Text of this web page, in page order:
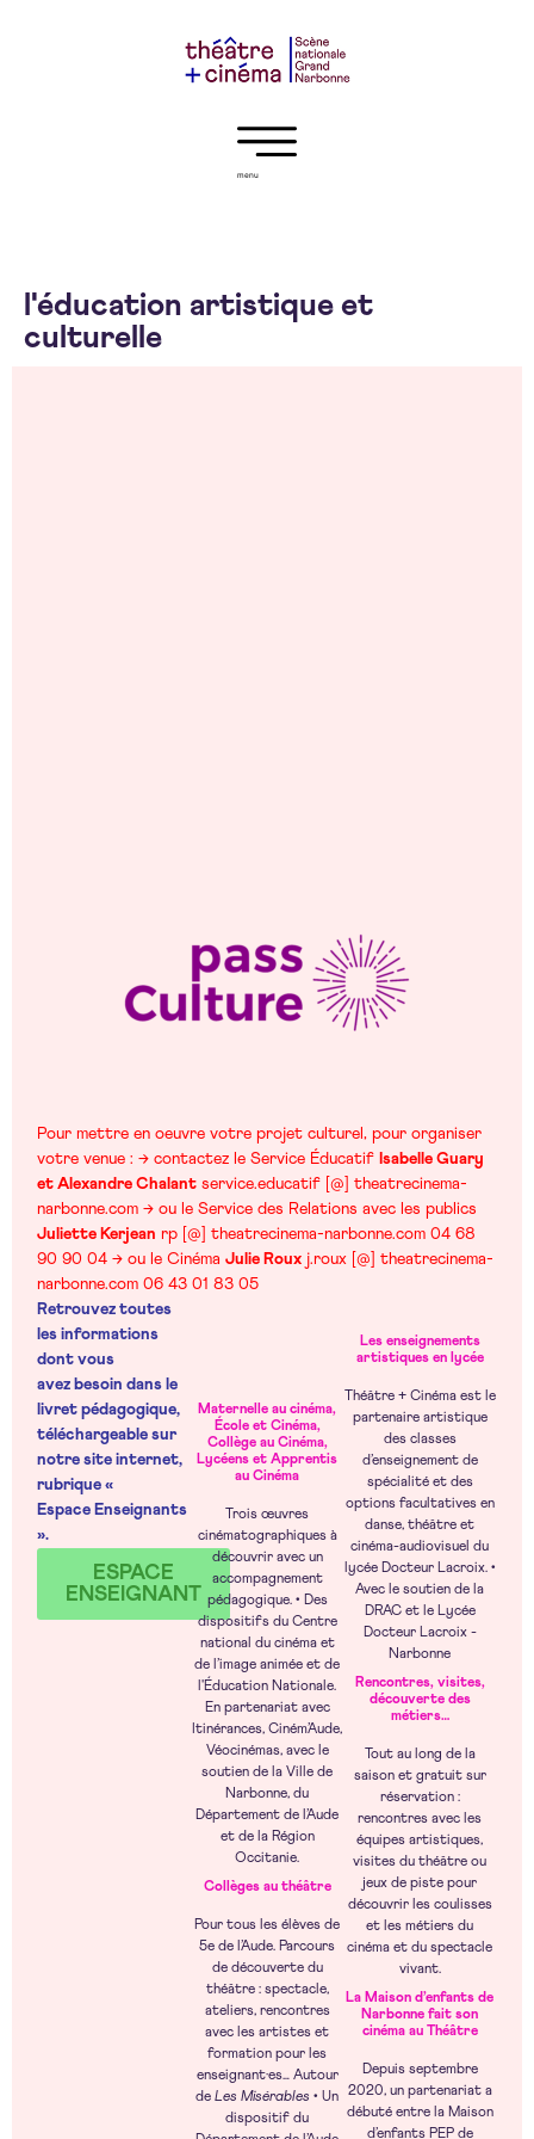
menu
l'éducation artistique et
culturelle
Pour mettre en oeuvre votre projet culturel, pour organiser
votre venue : → contactez le Service Éducatif Isabelle Guary
et Alexandre Chalant service.educatif [@] theatrecinema-
narbonne.com → ou le Service des Relations avec les publics
Juliette Kerjean rp [@] theatrecinema-narbonne.com 04 68
90 90 04 → ou le CinémaJulie Roux j.roux [@] theatrecinema-
narbonne.com 06 43 01 83 05
Retrouvez toutes
les informations
dont vous
avez besoin dans le
livret pédagogique,
téléchargeablesur
notre site internet,
rubrique «
Espace Enseignants
».
ESPACE
ENSEIGNANT
Maternelle au cinéma,
École et Cinéma,
Collège au Cinéma,
Lycéens et Apprentis
au Cinéma
Trois œuvres
cinématographiques à
découvrir avec un
accompagnement
pédagogique. • Des
dispositifs du Centre
national du cinéma et
de l’image animée et de
l'Éducation Nationale.
En partenariat avec
Itinérances, Ciném’Aude,
Véocinémas, avec le
soutien de la Ville de
Narbonne, du
Département de l’Aude
et de la Région
Occitanie.
Collèges au théâtre
Pour tous les élèves de
5e de l’Aude. Parcours
de découverte du
théâtre : spectacle,
ateliers, rencontres
avec les artistes et
formation pour les
enseignant·es… Autour
de Les Misérables • Un
dispositif du
Les enseignements
artistiques en lycée
Théâtre + Cinéma est le
partenaire artistique
des classes
d’enseignement de
spécialité et des
options facultatives en
danse, théâtre et
cinéma-audiovisuel du
lycée Docteur Lacroix. •
Avec le soutien de la
DRAC et le Lycée
Docteur Lacroix -
Narbonne
Rencontres, visites,
découverte des
métiers…
Tout au long de la
saison et gratuit sur
réservation :
rencontres avec les
équipes artistiques,
visites du théâtre ou
jeux de piste pour
découvrir les coulisses
et les métiers du
cinéma et du spectacle
vivant.
La Maison d’enfants de
Narbonne fait son
cinéma au Théâtre
Depuis septembre
2020, un partenariat a
débuté entre la Maison
d’enfants PEP de